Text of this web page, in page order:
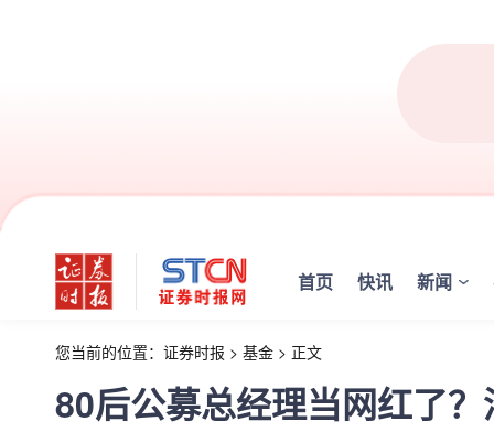
首页 快讯 新闻
您当前的位置： 证券时报 > 基金 > 正文
80后公募总经理当网红了